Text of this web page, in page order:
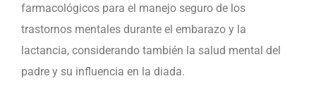
farmacológicos para el manejo seguro de los
trastornos mentales durante el embarazo y la
lactancia, considerando también la salud mental del
padre y su influencia en la diada.